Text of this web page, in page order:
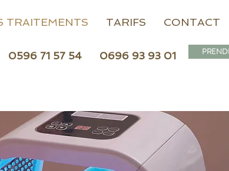
0596 71 57 54 0696 93 93 01
TRAITEMENTS TARIFS CONTACT